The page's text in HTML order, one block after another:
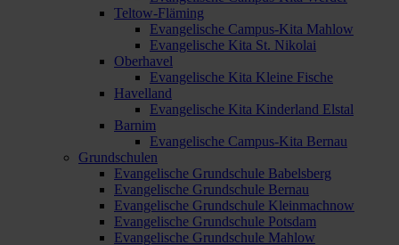
Teltow-Fläming
Evangelische Campus-Kita Mahlow
Evangelische Kita St. Nikolai
Oberhavel
Evangelische Kita Kleine Fische
Havelland
Evangelische Kita Kinderland Elstal
Barnim
Evangelische Campus-Kita Bernau
Grundschulen
Evangelische Grundschule Babelsberg
Evangelische Grundschule Bernau
Evangelische Grundschule Kleinmachnow
Evangelische Grundschule Potsdam
Evangelische Grundschule Mahlow